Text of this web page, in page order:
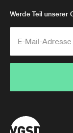
Werde Teil unserer